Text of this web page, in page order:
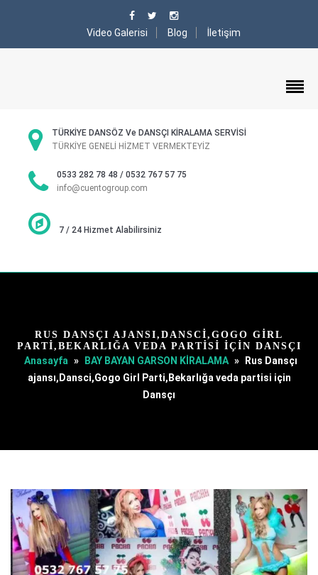
Video Galerisi Blog İletişim
TÜRKİYE DANSÖZ Ve DANSÇI KİRALAMA SERVİSİ
TÜRKİYE GENELİ HİZMET VERMEKTEYİZ
0533 282 78 48 / 0532 767 57 75
info@cuentogroup.com
7 / 24 Hizmet Alabilirsiniz
RUS DANSÇI AJANSI,DANSCI,GOGO GIRL
PARTI,BEKARLIĞA VEDA PARTISI IÇIN DANSÇI
Anasayfa » BAY BAYAN GARSON KİRALAMA »
Rus Dansçı
ajansı,Dansci,Gogo Girl Parti,Bekarlığa veda partisi için
Dansçı